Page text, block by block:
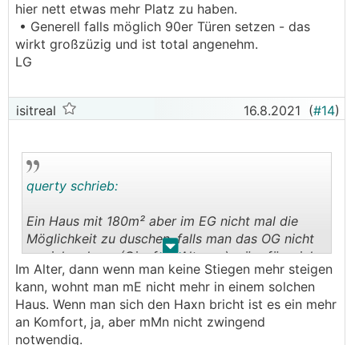
hier nett etwas mehr Platz zu haben.
• Generell falls möglich 90er Türen setzen - das
wirkt großzüzig und ist total angenehm.
LG
isitreal 16.8.2021 (#14)
. .
querty schrieb:
Ein Haus mit 180m² aber im EG nicht mal die
Möglichkeit zu duschen, falls man das OG nicht
erreichen kann (Gipsfuß, Alter, ...) wäre für mich
keine Option.
Die Küche sollte man unbedingt professionell
planen, derzeit einfach nur schade dass es vom
Platz her möglich wäre, Spüle Arbeitsfläche und
Im Alter, dann wenn man keine Stiegen mehr steigen
kann, wohnt man mE nicht mehr in einem solchen
Haus. Wenn man sich den Haxn bricht ist es ein mehr
an Komfort, ja, aber mMn nicht zwingend
notwendig.